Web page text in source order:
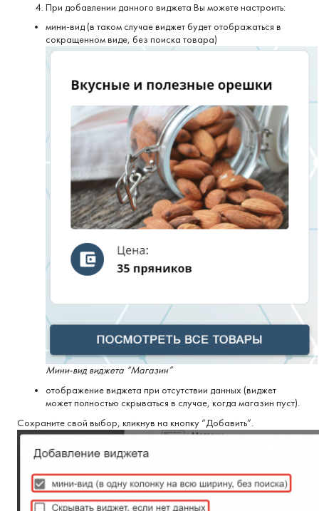
При добавлении данного виджета Вы можете настроить:
мини-вид (в таком случае виджет будет отображаться в
сокращенном виде, без поиска товара)
Мини-вид виджета “Магазин”
отображение виджета при отсутствии данных (виджет
может полностью скрываться в случае, когда магазин пуст).
Сохраните свой выбор, кликнув на кнопку “Добавить”.